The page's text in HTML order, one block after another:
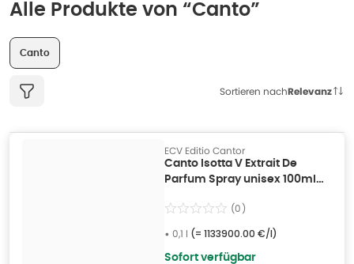
Alle Produkte von “Canto”
Canto
Sortieren nachRelevanz
ECV Editio Cantor
Canto Isotta V Extrait De
Parfum Spray unisex 100ml
(0)
• 0,1 l (= 1133900.00 €/l)
Sofort verfügbar